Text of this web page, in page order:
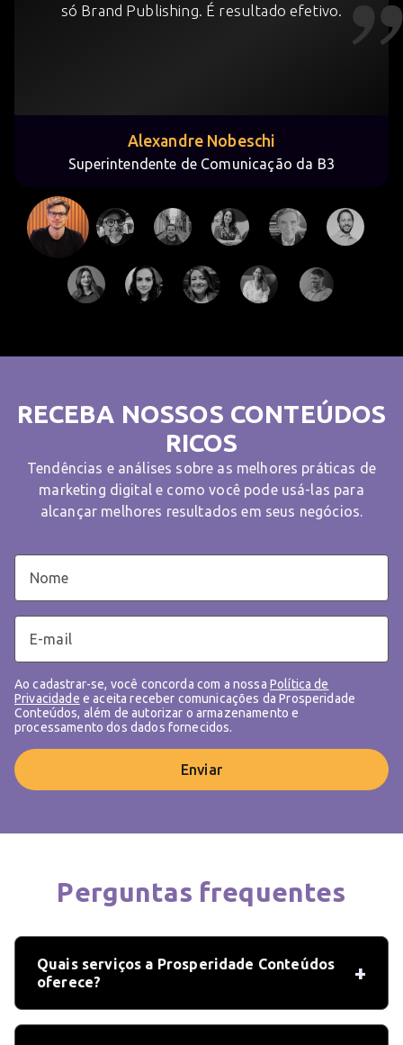
só Brand Publishing. É resultado efetivo.
Alexandre Nobeschi
Superintendente de Comunicação da B3
RECEBA NOSSOS CONTEÚDOS
RICOS
Tendências e análises sobre as melhores práticas de
marketing digital e como você pode usá-las para
alcançar melhores resultados em seus negócios.
Ao cadastrar-se, você concorda com a nossa Política de
Privacidade e aceita receber comunicações da Prosperidade
Conteúdos, além de autorizar o armazenamento e
processamento dos dados fornecidos.
Enviar
Perguntas frequentes
Quais serviços a Prosperidade Conteúdos
oferece?